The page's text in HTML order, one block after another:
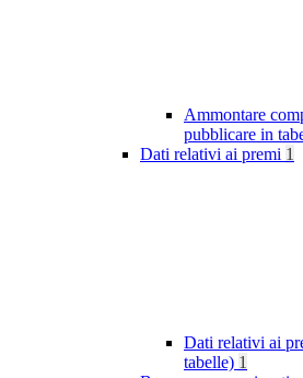
Ammontare
pubblicare in
Dati relativi ai premi 1
Dati relativi ai
tabelle) 1